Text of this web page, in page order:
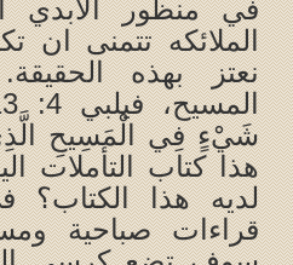
في منظور الابدي
الملائكه تتمنى ان
نعتز بهذه
شَيْءٍ فِي الْمَسِيحِ
هذا كتاب التأملات
لديه هذا
قراءات صباحية